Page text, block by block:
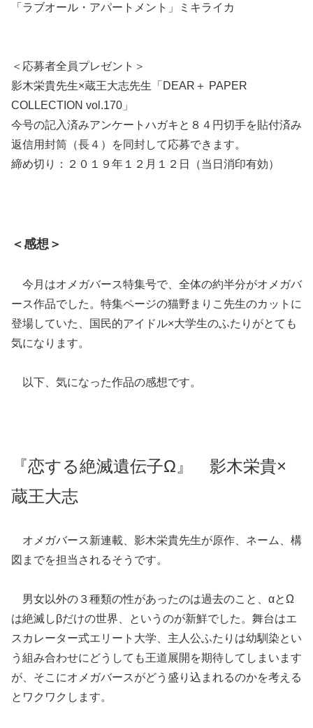
「ラブオール・アパートメント」ミキライカ
＜応募者全員プレゼント＞
影木栄貴先生×蔵王大志先生「DEAR＋ PAPER
COLLECTION vol.170」
今号の記入済みアンケートハガキと８４円切手を貼付済み
返信用封筒（長４）を同封して応募できます。
締め切り：２０１９年１２月１２日（当日消印有効）
＜感想＞
今月はオメガバース特集号で、全体の約半分がオメガバ
ース作品でした。特集ページの猫野まりこ先生のカットに
登場していた、国民的アイドル×大学生のふたりがとても
気になります。
以下、気になった作品の感想です。
『恋する絶滅遺伝子Ω』 影木栄貴×
蔵王大志
オメガバース新連載、影木栄貴先生が原作、ネーム、構
図までを担当されるそうです。
男女以外の３種類の性があったのは過去のこと、αとΩ
は絶滅しβだけの世界、というのが新鮮でした。舞台はエ
スカレーター式エリート大学、主人公ふたりは幼馴染とい
う組み合わせにどうしても王道展開を期待してしまいます
が、そこにオメガバースがどう盛り込まれるのかを考える
とワクワクします。